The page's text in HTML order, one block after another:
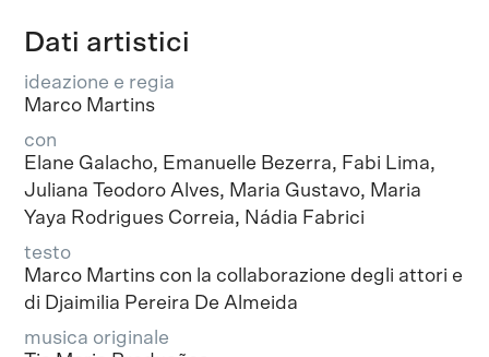
Dati artistici
ideazione e regia
Marco Martins
con
Elane Galacho, Emanuelle Bezerra, Fabi Lima,
Juliana Teodoro Alves, Maria Gustavo, Maria
Yaya Rodrigues Correia, Nádia Fabrici
testo
Marco Martins con la collaborazione degli attori e
di Djaimilia Pereira De Almeida
musica originale